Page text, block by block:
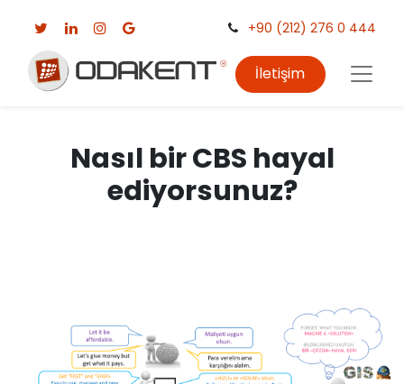
+90 (212) 276 0 444
İletişim
Nasıl bir CBS hayal
ediyorsunuz?